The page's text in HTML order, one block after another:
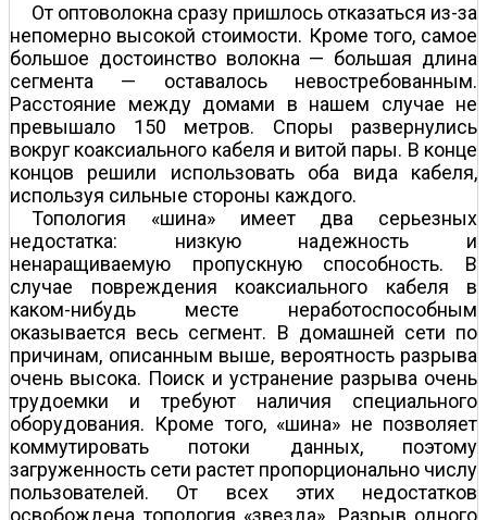
От оптоволокна сразу пришлось отказаться из-за
непомерно высокой стоимости. Кроме того, самое
большое достоинство волокна — большая длина
сегмента — оставалось невостребованным.
Расстояние между домами в нашем случае не
превышало 150 метров. Споры развернулись
вокруг коаксиального кабеля и витой пары. В конце
концов решили использовать оба вида кабеля,
используя сильные стороны каждого.
Топология «шина» имеет два серьезных
недостатка: низкую надежность и
ненаращиваемую пропускную способность. В
случае повреждения коаксиального кабеля в
каком-нибудь месте неработоспособным
оказывается весь сегмент. В домашней сети по
причинам, описанным выше, вероятность разрыва
очень высока. Поиск и устранение разрыва очень
трудоемки и требуют наличия специального
оборудования. Кроме того, «шина» не позволяет
коммутировать потоки данных, поэтому
загруженность сети растет пропорционально числу
пользователей. От всех этих недостатков